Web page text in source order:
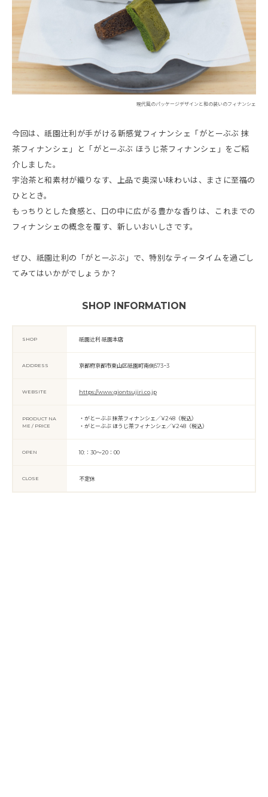
現代風のパッケージデザインと和の装いのフィナンシェ
今回は、祇園辻利が手がける新感覚フィナンシェ「がとーぶぶ 抹
茶フィナンシェ」と「がとーぶぶ ほうじ茶フィナンシェ」をご紹
介しました。
宇治茶と和素材が織りなす、上品で奥深い味わいは、まさに至福の
ひととき。
もっちりとした食感と、口の中に広がる豊かな香りは、これまでの
フィナンシェの概念を覆す、新しいおいしさです。
ぜひ、祇園辻利の「がとーぶぶ」で、特別なティータイムを過ごし
てみてはいかがでしょうか？
SHOP INFORMATION
SHOP 祇園辻利 祇園本店
ADDRESS 京都府京都市東山区祇園町南側573−3
WEBSITE https://www.giontsujiri.co.jp
PRODUCT NA
ME / PRICE
・がとーぶぶ 抹茶フィナンシェ／¥248（税込）
・がとーぶぶ ほうじ茶フィナンシェ／¥248（税込）
OPEN 10:：30～20：00
CLOSE 不定休